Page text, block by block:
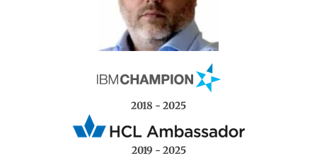
2018 - 2025
2019 - 2025